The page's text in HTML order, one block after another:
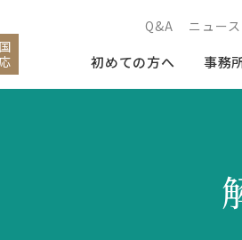
Q&A ニュース
初めての方へ 事務